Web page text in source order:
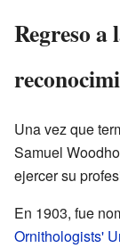
Regreso a
Una vez que
Samuel
ejercer su
En 1903, fue
Ornithologists'